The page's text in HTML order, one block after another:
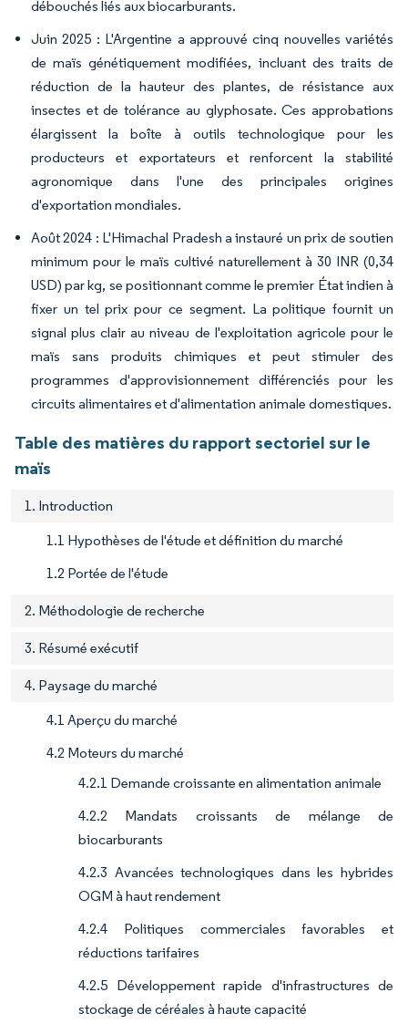
débouchés liés aux biocarburants.
Juin 2025 : L'Argentine a approuvé cinq nouvelles variétés
de maïs génétiquement modifiées, incluant des traits de
réduction de la hauteur des plantes, de résistance aux
insectes et de tolérance au glyphosate. Ces approbations
élargissent la boîte à outils technologique pour les
producteurs et exportateurs et renforcent la stabilité
agronomique dans l'une des principales origines
d'exportation mondiales.
Août 2024 : L'Himachal Pradesh a instauré un prix de soutien
minimum pour le maïs cultivé naturellement à 30 INR (0,34
USD) par kg, se positionnant comme le premier État indien à
fixer un tel prix pour ce segment. La politique fournit un
signal plus clair au niveau de l'exploitation agricole pour le
maïs sans produits chimiques et peut stimuler des
programmes d'approvisionnement différenciés pour les
circuits alimentaires et d'alimentation animale domestiques.
Table des matières du rapport sectoriel sur le
maïs
1. Introduction
1.1 Hypothèses de l'étude et définition du marché
1.2 Portée de l'étude
2. Méthodologie de recherche
3. Résumé exécutif
4. Paysage du marché
4.1 Aperçu du marché
4.2 Moteurs du marché
4.2.1 Demande croissante en alimentation animale
4.2.2 Mandats croissants de mélange de
biocarburants
4.2.3 Avancées technologiques dans les hybrides
OGM à haut rendement
4.2.4 Politiques commerciales favorables et
réductions tarifaires
4.2.5 Développement rapide d'infrastructures de
stockage de céréales à haute capacité